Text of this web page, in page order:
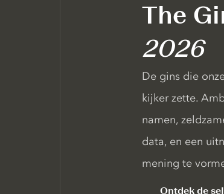
The
2026
De gins die
kijker zette.
namen,
data, en een
mening te
Ontdek de